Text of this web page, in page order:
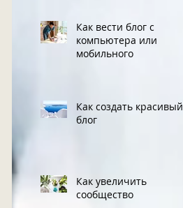
Как вести блог с
компьютера или
мобильного
Как создать красивый
блог
Как увеличить
сообщество